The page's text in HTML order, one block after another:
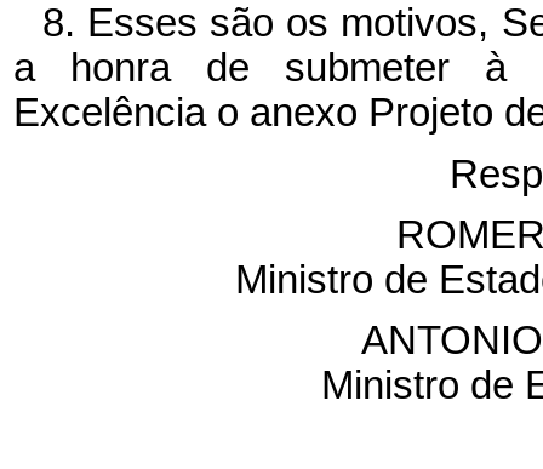
8. Esses são os motivos,
a honra de submeter à
Excelência o anexo Projeto
Ministro de
Ministro de